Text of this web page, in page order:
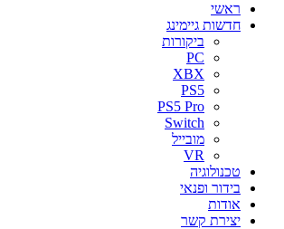
ראשי
חדשות גיימינג
ביקורות
PC
XBX
PS5
PS5 Pro
Switch
מובייל
VR
טכנולוגיה
בידור ופנאי
אודות
יצירת קשר